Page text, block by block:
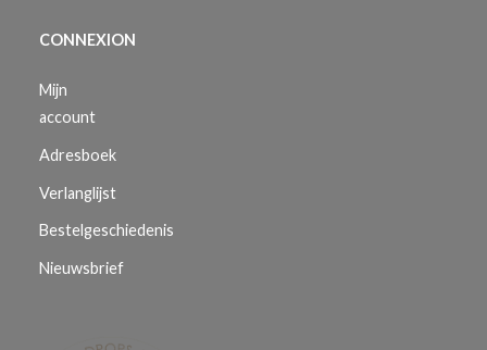
CONNEXION
Mijn
account
Adresboek
Verlanglijst
Bestelgeschiedenis
Nieuwsbrief